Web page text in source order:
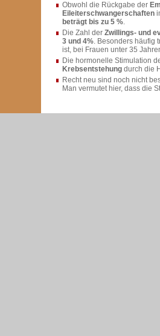
Obwohl die Rückgabe der
Eileiterschwangerschaften
beträgt bis zu 5 %.
Die Zahl der Zwillings- und
3 und 4%. Besonders häufig
ist, bei Frauen unter 35
Die hormonelle Stimulation
Krebsentstehung durch die
Recht neu sind noch nicht
Man vermutet hier, dass die